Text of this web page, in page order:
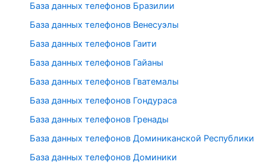
База данных телефонов Бразилии
База данных телефонов Венесуэлы
База данных телефонов Гаити
База данных телефонов Гайаны
База данных телефонов Гватемалы
База данных телефонов Гондураса
База данных телефонов Гренады
База данных телефонов Доминиканской Республики
База данных телефонов Доминики